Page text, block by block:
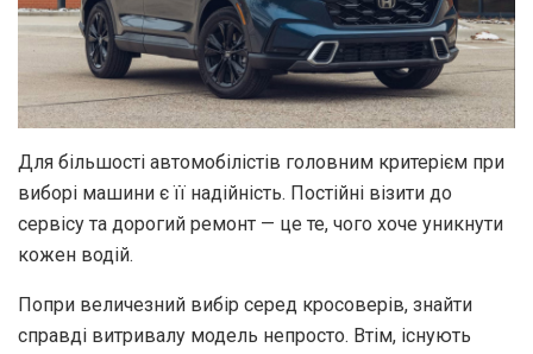
Для більшості автомобілістів головним критерієм при
виборі машини є її надійність. Постійні візити до
сервісу та дорогий ремонт — це те, чого хоче уникнути
кожен водій.
Попри величезний вибір серед кросоверів, знайти
справді витривалу модель непросто. Втім, існують